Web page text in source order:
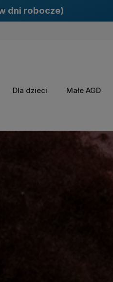
dni robocze)
Wybierz coś dla
oferty lub zaloguj
Dla dzieci Małe AGD